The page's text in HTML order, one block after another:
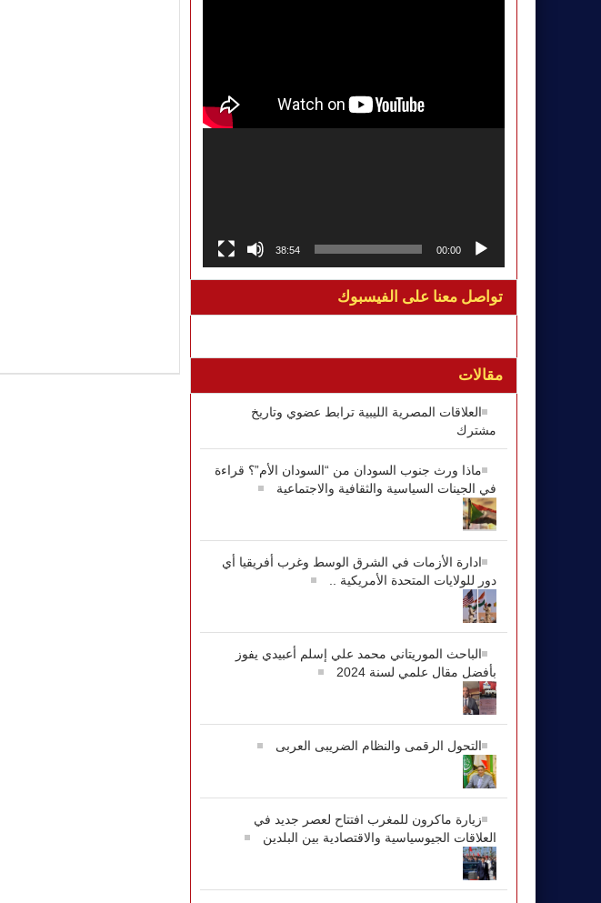
00:00
38:54
تواصل معنا على الفيسبوك
مقالات
العلاقات المصرية الليبية ترابط عضوي وتاريخ
مشترك
ماذا ورث جنوب السودان من “السودان الأم”؟ قراءة
في الجينات السياسية والثقافية والاجتماعية
ادارة الأزمات في الشرق الوسط وغرب أفريقيا أي
دور للولايات المتحدة الأمريكية ..
الباحث الموريتاني محمد علي إسلم أعبيدي يفوز
بأفضل مقال علمي لسنة 2024
التحول الرقمى والنظام الضريبى العربى
زيارة ماكرون للمغرب افتتاح لعصر جديد في
العلاقات الجيوسياسية والاقتصادية بين البلدين